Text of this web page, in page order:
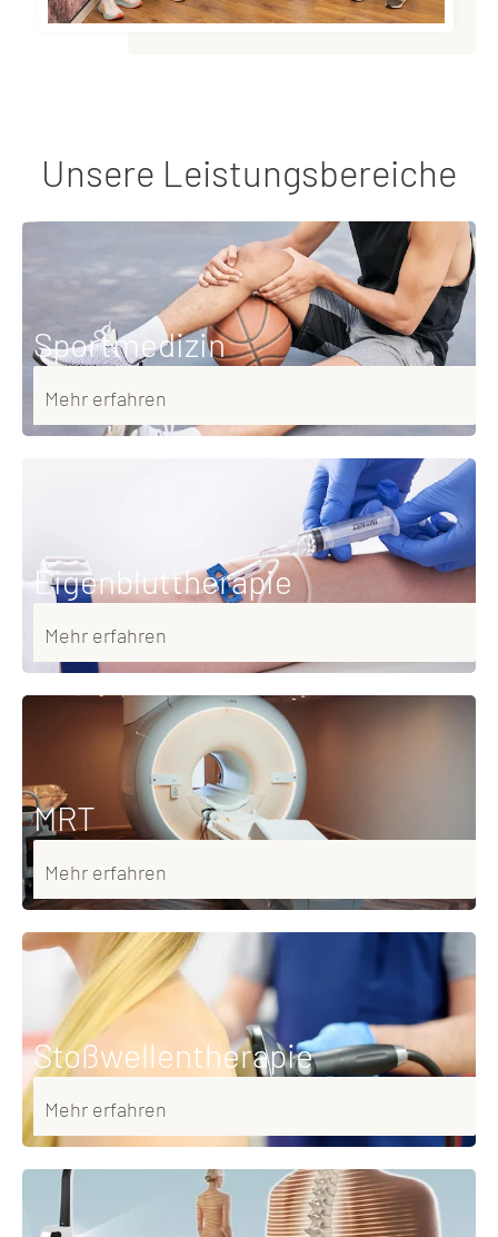
Unsere Leistungsbereiche
Sportmedizin
Mehr erfahren
Eigenbluttherapie
Mehr erfahren
MRT
Mehr erfahren
Stoßwellentherapie
Mehr erfahren